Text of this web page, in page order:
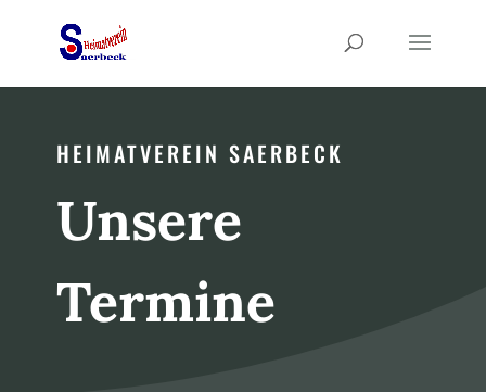
HEIMATVEREIN SAERBECK
Unsere
Termine